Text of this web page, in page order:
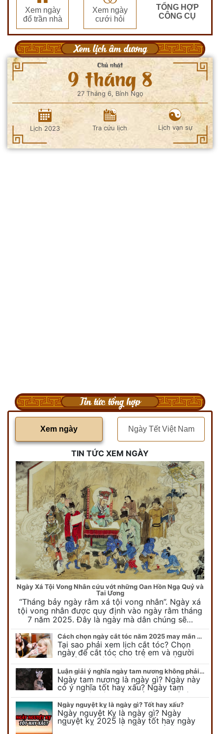
Xem ngày
đổ trần nhà
Xem ngày
cưới hỏi
TỔNG HỢP
CÔNG CỤ
Xem lịch âm dương
Chủ nhật
9 tháng 8
27 Tháng 6, Bính Ngọ
Lịch 2023 Tra cứu lịch Lịch vạn sự
Tin tức tổng hợp
Xem ngày Ngày Tết Việt Nam
TIN TỨC XEM NGÀY
Ngày Xá Tội Vong Nhân cứu vớt những Oan Hồn Ngạ Quỷ và
Tai Ương
“Tháng bảy ngày rằm xá tội vong nhân”. Ngày xá
tội vong nhân được quy định vào ngày rằm tháng
7 năm 2025. Đây là ngày mà dân chúng sẽ…
Cách chọn ngày cắt tóc năm 2025 may mắn cho cả trẻ em và người lớn
Tại sao phải xem lịch cắt tóc? Chọn
ngày để cắt tóc cho trẻ em và người
lớn cần lưu ý điều gì để gặp nhiều may
mắn ? Khi…
Luận giải ý nghĩa ngày tam nương không phải ai cũng biết
Ngày tam nương là ngày gì? Ngày này
có ý nghĩa tốt hay xấu? Ngày tam
nương sát có nguồn gốc như thế nào?
Cần kiêng kỵ điều gì khi…
Ngày nguyệt kỵ là ngày gì? Tốt hay xấu?
Ngày nguyệt Kỵ là ngày gì? Ngày
nguyệt kỵ 2025 là ngày tốt hay ngày
xấu, xem ngay để biết chi tiết ý nghĩa